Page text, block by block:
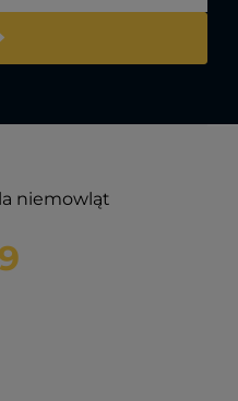
niemowląt